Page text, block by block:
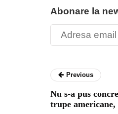
Abonare la
Previous
Nu s-a pus
trupe americane,